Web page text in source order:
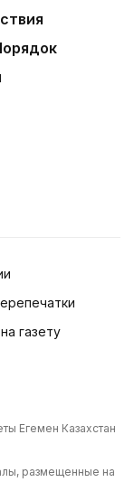
газету
Егемен Казахстан
размещенные на